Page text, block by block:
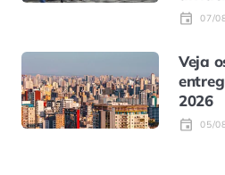
07/
Veja
2026
05/